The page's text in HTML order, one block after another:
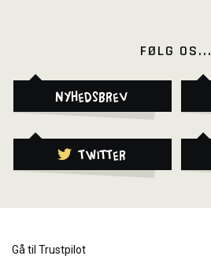
FØLG OS...
Nyhedsbrev
Twitter
Gå til Trustpilot